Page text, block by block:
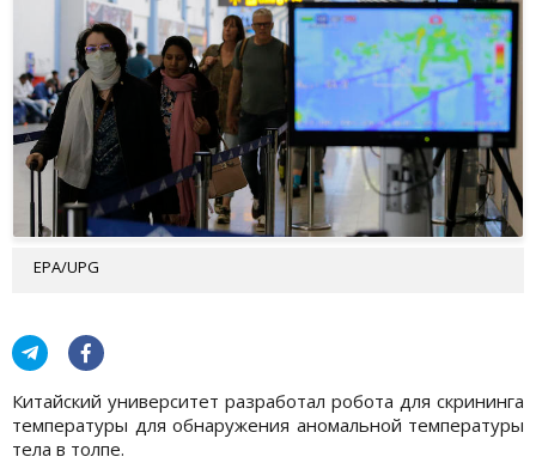
EPA/UPG
Китайский университет разработал робота для скрининга
температуры для обнаружения аномальной температуры
тела в толпе.